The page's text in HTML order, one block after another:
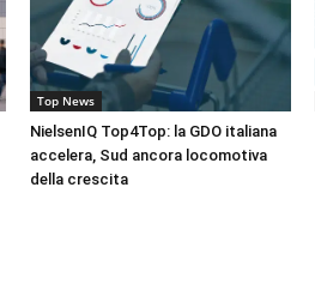
Top News
NielsenIQ Top4Top: la GDO italiana
accelera, Sud ancora locomotiva
della crescita